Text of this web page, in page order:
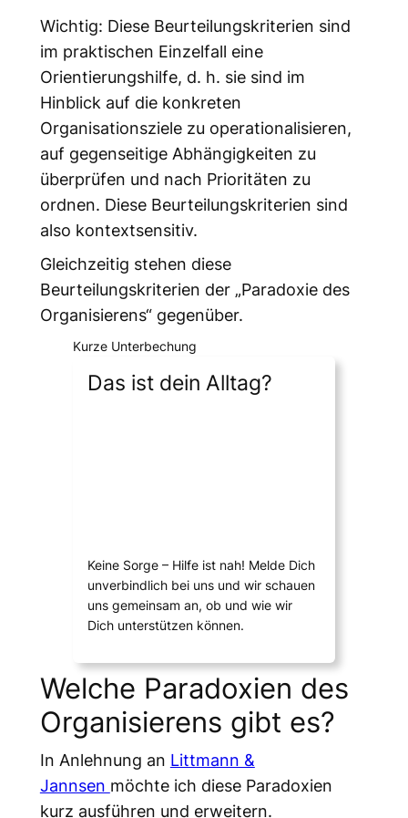
Wichtig: Diese Beurteilungskriterien sind
im praktischen Einzelfall eine
Orientierungshilfe, d. h. sie sind im
Hinblick auf die konkreten
Organisationsziele zu operationalisieren,
auf gegenseitige Abhängigkeiten zu
überprüfen und nach Prioritäten zu
ordnen. Diese Beurteilungskriterien sind
also kontextsensitiv.
Gleichzeitig stehen diese
Beurteilungskriterien der „Paradoxie des
Organisierens“ gegenüber.
Kurze Unterbechung
Das ist dein Alltag?
Keine Sorge – Hilfe ist nah! Melde Dich
unverbindlich bei uns und wir schauen
uns gemeinsam an, ob und wie wir
Dich unterstützen können.
Welche Paradoxien des
Organisierens gibt es?
In Anlehnung an Littmann &
Jannsen möchte ich diese Paradoxien
kurz ausführen und erweitern.